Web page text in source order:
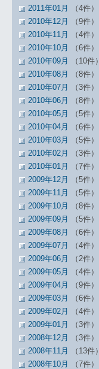
2011年01月
（4件）
2010年12月
（9件）
2010年11月
（4件）
2010年10月
（6件）
2010年09月
（10件）
2010年08月
（8件）
2010年07月
（3件）
2010年06月
（8件）
2010年05月
（5件）
2010年04月
（6件）
2010年03月
（5件）
2010年02月
（3件）
2010年01月
（7件）
2009年12月
（5件）
2009年11月
（5件）
2009年10月
（8件）
2009年09月
（5件）
2009年08月
（6件）
2009年07月
（4件）
2009年06月
（2件）
2009年05月
（4件）
2009年04月
（9件）
2009年03月
（6件）
2009年02月
（4件）
2009年01月
（3件）
2008年12月
（3件）
2008年11月
（13件）
2008年10月
（7件）